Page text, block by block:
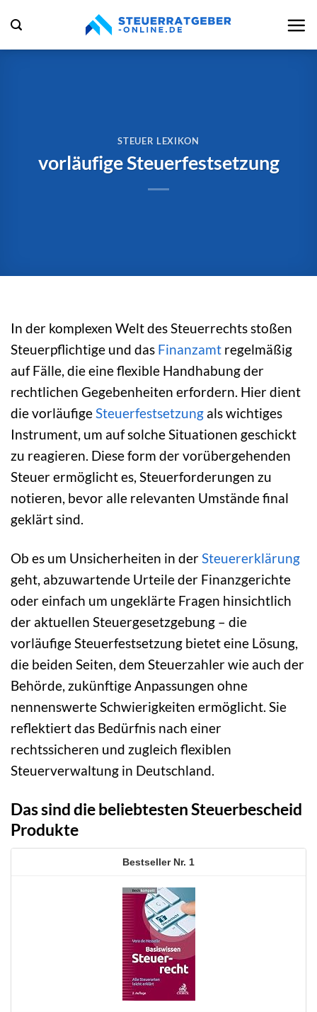
Inhalt
springen
STEUER LEXIKON
vorläufige Steuerfestsetzung
In der komplexen Welt des Steuerrechts stoßen
Steuerpflichtige und das Finanzamt regelmäßig
auf Fälle, die eine flexible Handhabung der
rechtlichen Gegebenheiten erfordern. Hier dient
die vorläufigeSteuerfestsetzung als wichtiges
Instrument, um auf solche Situationen geschickt
zu reagieren. Diese form der vorübergehenden
Steuer ermöglicht es, Steuerforderungen zu
notieren, bevor alle relevanten Umstände final
geklärt sind.
Ob es um Unsicherheiten in derSteuererklärung
geht, abzuwartende Urteile der Finanzgerichte
oder einfach um ungeklärte Fragen hinsichtlich
der aktuellen Steuergesetzgebung – die
vorläufige Steuerfestsetzung bietet eine Lösung,
die beiden Seiten, dem Steuerzahler wie auch der
Behörde, zukünftige Anpassungen ohne
nennenswerte Schwierigkeiten ermöglicht. Sie
reflektiert das Bedürfnis nach einer
rechtssicheren und zugleich flexiblen
Steuerverwaltung in Deutschland.
Das sind die beliebtesten Steuerbescheid
Produkte
1